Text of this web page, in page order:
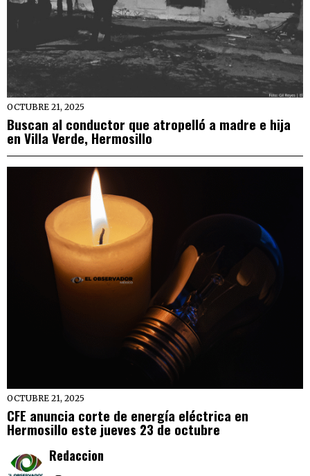
OCTUBRE 21, 2025
Buscan al conductor que atropelló a madre e hija
en Villa Verde, Hermosillo
OCTUBRE 21, 2025
CFE anuncia corte de energía eléctrica en
Hermosillo este jueves 23 de octubre
Redaccion